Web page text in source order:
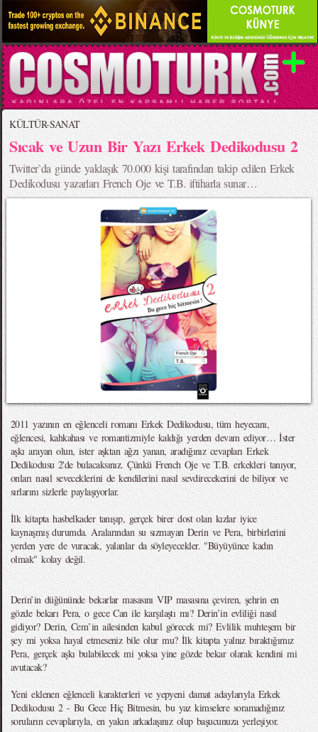
KÜLTÜR-SANAT
Sıcak ve Uzun Bir Yazı Erkek Dedikodusu 2
Twitter`da günde yaklaşık 70.000 kişi tarafından takip edilen Erkek
Dedikodusu yazarları French Oje ve T.B. iftiharla sunar…
2011 yazının en eğlenceli romanı Erkek Dedikodusu, tüm heyecanı,
eğlencesi, kahkahası ve romantizmiyle kaldığı yerden devam ediyor… İster
aşkı arayan olun, ister aşktan ağzı yanan, aradığınız cevapları Erkek
Dedikodusu 2'de bulacaksınız. Çünkü French Oje ve T.B. erkekleri tanıyor,
onları nasıl seveceklerini de kendilerini nasıl sevdirecekerini de biliyor ve
sırlarını sizlerle paylaşıyorlar.
İlk kitapta hasbelkader tanışıp, gerçek birer dost olan kızlar iyice
kaynaşmış durumda. Aralarından su sızmayan Derin ve Pera, birbirlerini
yerden yere de vuracak, yalanlar da söyleyecekler. "Büyüyünce kadın
olmak" kolay değil.
Derin’in düğününde bekarlar masasını VIP masasına çeviren, şehrin en
gözde bekarı Pera, o gece Can ile karşılaştı mı? Derin’in evliliği nasıl
gidiyor? Derin, Cem’in ailesinden kabul görecek mi? Evlilik muhteşem bir
şey mi yoksa hayal etmeseniz bile olur mu? İlk kitapta yalnız bıraktığımız
Pera, gerçek aşkı bulabilecek mi yoksa yine gözde bekar olarak kendini mi
avutacak?
Yeni eklenen eğlenceli karakterleri ve yepyeni damat adaylarıyla Erkek
Dedikodusu 2 - Bu Gece Hiç Bitmesin, bu yaz kimselere soramadığınız
soruların cevaplarıyla, en yakın arkadaşınız olup başucunuza yerleşiyor.